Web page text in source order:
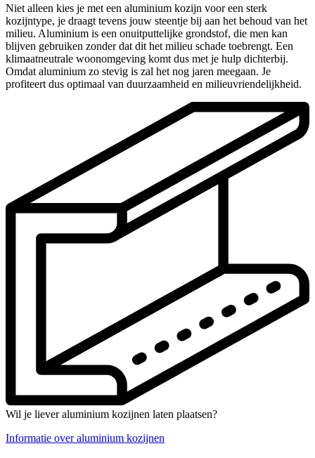
Niet alleen kies je met een aluminium kozijn voor een sterk
kozijntype, je draagt tevens jouw steentje bij aan het behoud van het
milieu. Aluminium is een onuitputtelijke grondstof, die men kan
blijven gebruiken zonder dat dit het milieu schade toebrengt. Een
klimaatneutrale woonomgeving komt dus met je hulp dichterbij.
Omdat aluminium zo stevig is zal het nog jaren meegaan. Je
profiteert dus optimaal van duurzaamheid en milieuvriendelijkheid.
Wil je liever aluminium kozijnen laten plaatsen?
Informatie over aluminium kozijnen